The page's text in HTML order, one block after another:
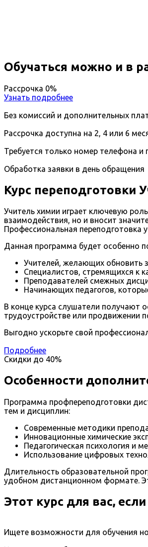
Обучаться можно и в
Рассрочка 0%
Узнать подробнее
Без комиссий и дополнительных
Рассрочка доступна на 2, 4 или 6
Требуется только номер телефона и
Обработка заявки в день обращения
Курс переподготовки
Учитель химии играет ключевую
взаимодействия, но и вносит
Профессиональная переподготовка
Данная программа будет особенно
Учителей, желающих обновить
Специалистов, стремящихся к
Преподавателей смежных
Начинающих педагогов,
В конце курса слушатели получают
трудоустройстве или продвижении
Выгодно ускорьте свой
Подробнее
Скидки до 40%
Особенности
Программа профпереподготовки
тем и дисциплин:
Современные методики
Инновационные химические
Педагогическая психология и
Использование цифровых
Длительность образовательной
удобном дистанционном формате.
Этот курс для вас, если
Ищете возможности для обучения